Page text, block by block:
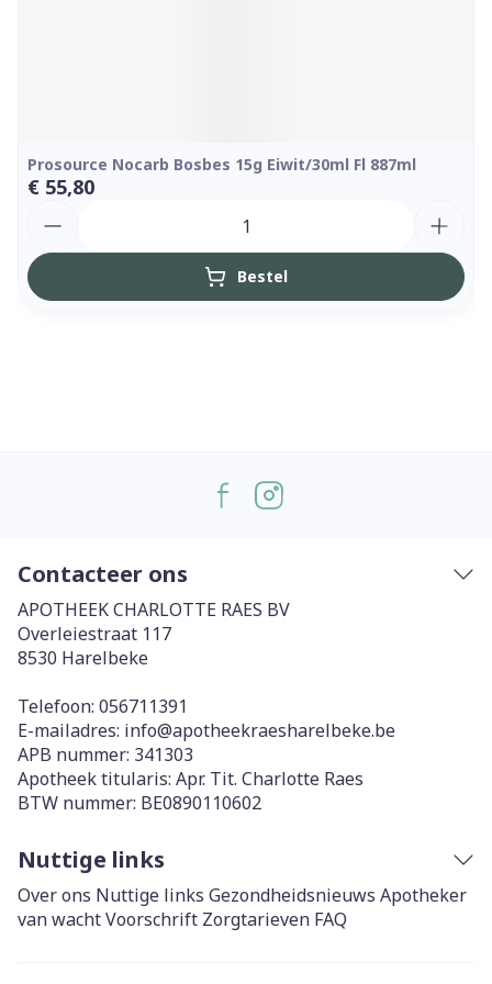
Prosource Nocarb Bosbes 15g Eiwit/30ml Fl 887ml
€ 55,80
Bestel
Contacteer ons
APOTHEEK CHARLOTTE RAES BV
Overleiestraat 117
8530 Harelbeke
Telefoon: 056711391
E-mailadres: info@apotheekraesharelbeke.be
APB nummer: 341303
Apotheek titularis: Apr. Tit. Charlotte Raes
BTW nummer: BE0890110602
Nuttige links
Over ons Nuttige links Gezondheidsnieuws Apotheker
van wachtVoorschrift Zorgtarieven FAQ